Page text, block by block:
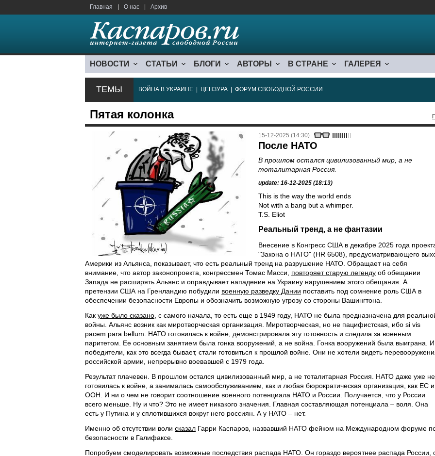
Главная О нас Архив
НОВОСТИ СТАТЬИ БЛОГИ АВТОРЫ В СТРАНЕ ГАЛЕРЕЯ
ТЕМЫ ВОЙНА В УКРАИНЕ ЦЕНЗУРА ФОРУМ СВОБОДНОЙ РОССИИ
Пятая колонка
15-12-2025 (14:30)
После НАТО
В прошлом остался цивилизованный мир, а не
тоталитарная Россия.
update: 16-12-2025 (18:13)
This is the way the world ends
Not with a bang but a whimper.
T.S. Eliot
Реальный тренд, а не фантазии
Внесение в Конгресс США в декабре 2025 года
"Закона о НАТО" (HR 6508), предусматривающего
Америки из Альянса, показывает, что есть реальный тренд на разрушение НАТО. Обращает на себя
внимание, что автор законопроекта, конгрессмен Томас Масси, повторяет старую легенду об обещании
Запада не расширять Альянс и оправдывает нападение на Украину нарушением этого обещания. А
претензии США на Гренландию побудили военную разведку Дании поставить под сомнение роль США в
обеспечении безопасности Европы и обозначить возможную угрозу со стороны Вашингтона.
Как уже было сказано , с самого начала, то есть еще в 1949 году, НАТО не была предназначена для
войны. Альянс возник как миротворческая организация. Миротворческая, но не пацифистская, ибо si vis
pacem para bellum. НАТО готовилась к войне, демонстрировала эту готовность и следила за военным
паритетом. Ее основным занятием была гонка вооружений, а не война. Гонка вооружений была выиграна. И
победители, как это всегда бывает, стали готовиться к прошлой войне. Они не хотели видеть
российской армии, непрерывно воевавшей с 1979 года.
Результат плачевен. В прошлом остался цивилизованный мир, а не тоталитарная Россия. НАТО даже уже не
готовилась к войне, а занималась самообслуживанием, как и любая бюрократическая организация, как ЕС и
ООН. И ни о чем не говорит соотношение военного потенциала НАТО и России. Получается, что у России
всего меньше. Ну и что? Это не имеет никакого значения. Главная составляющая потенциала – воля. Она
есть у Путина и у сплотившихся вокруг него россиян. А у НАТО – нет.
Именно об отсутствии воли сказал Гарри Каспаров, назвавший НАТО фейком на Международном форуме
безопасности в Галифаксе.
Попробуем смоделировать возможные последствия распада НАТО. Он гораздо вероятнее распада России,